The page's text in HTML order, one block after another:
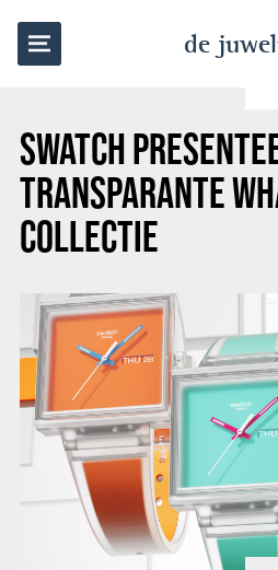
de
SWATCH
TRANSPARANTE
COLLECTIE
TERUG NAAR OVERZICHT